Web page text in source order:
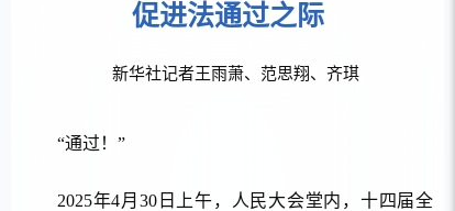
促进法通过之际
新华社记者王雨萧、范思翔、齐琪
“通过！”
2025年4月30日上午，人民大会堂内，十四届全